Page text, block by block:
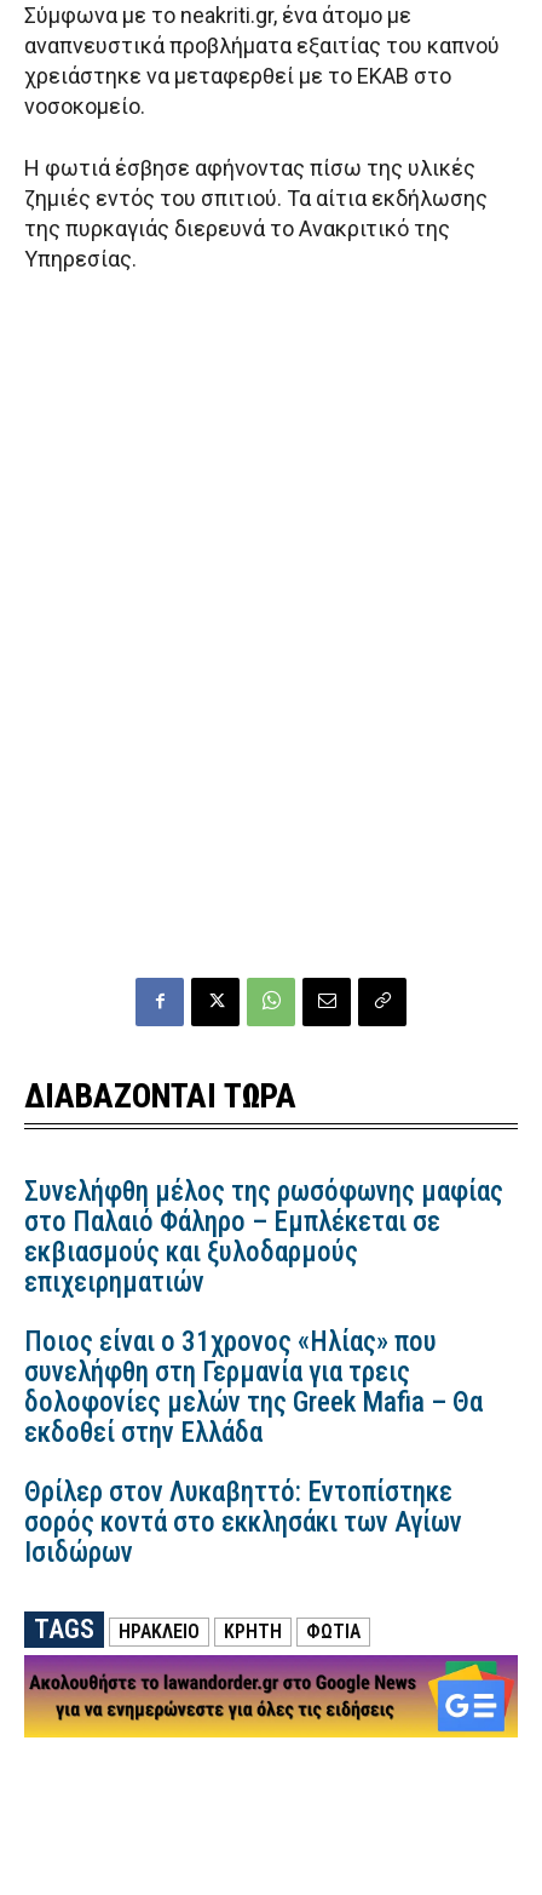
Σύμφωνα με το neakriti.gr, ένα άτομο με
αναπνευστικά προβλήματα εξαιτίας του καπνού
χρειάστηκε να μεταφερθεί με το ΕΚΑΒ στο
νοσοκομείο.
Η φωτιά έσβησε αφήνοντας πίσω της υλικές
ζημιές εντός του σπιτιού. Τα αίτια εκδήλωσης
της πυρκαγιάς διερευνά το Ανακριτικό της
Υπηρεσίας.
ΔΙΑΒΑΖΟΝΤΑΙ ΤΩΡΑ
Συνελήφθη μέλος της ρωσόφωνης μαφίας
στο Παλαιό Φάληρο – Εμπλέκεται σε
εκβιασμούς και ξυλοδαρμούς
επιχειρηματιών
Ποιος είναι ο 31χρονος «Ηλίας» που
συνελήφθη στη Γερμανία για τρεις
δολοφονίες μελών της Greek Mafia – Θα
εκδοθεί στην Ελλάδα
Θρίλερ στον Λυκαβηττό: Εντοπίστηκε
σορός κοντά στο εκκλησάκι των Αγίων
Ισιδώρων
TAGS ΗΡΑΚΛΕΙΟ ΚΡΗΤΗ ΦΩΤΙΑ